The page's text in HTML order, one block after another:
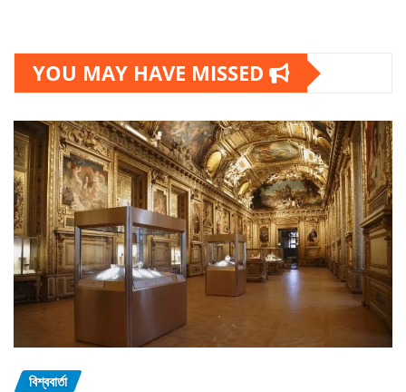
YOU MAY HAVE MISSED
বিশ্ববার্তা